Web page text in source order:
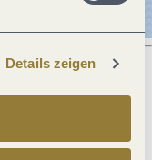
Details zeigen